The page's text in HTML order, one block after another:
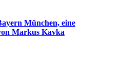
München, eine
Markus Kavka